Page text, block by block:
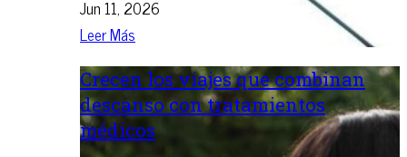
Jun 11, 2026
Leer Más
Crecen los viajes que combinan
descanso con tratamientos
médicos